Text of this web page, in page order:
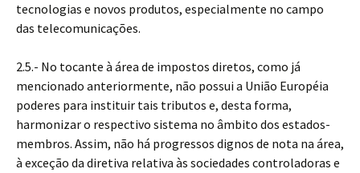
tecnologias e novos produtos, especialmente no campo
das telecomunicações.
2.5.- No tocante à área de impostos diretos, como já
mencionado anteriormente, não possui a União Européia
poderes para instituir tais tributos e, desta forma,
harmonizar o respectivo sistema no âmbito dos estados-
membros. Assim, não há progressos dignos de nota na área,
à exceção da diretiva relativa às sociedades controladoras e